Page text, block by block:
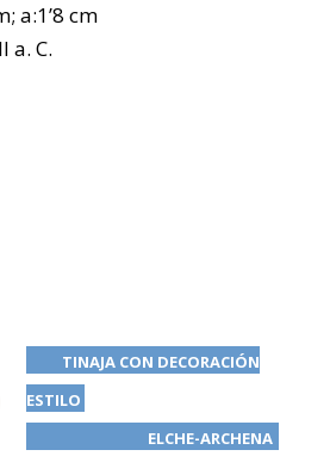
a:1’8 cm
a. C.
TINAJA CON DECORACIÓN
ESTILO
ELCHE-ARCHENA